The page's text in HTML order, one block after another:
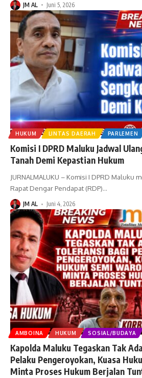
JM AL Juni 5, 2026
HUKUM LINTAS DAERAH PARLEMEN
Komisi I DPRD Maluku Jadwal
Tanah Demi Kepastian Hukum
JURNALMALUKU – Komisi I DPRD Maluku
Rapat Dengar Pendapat (RDP)…
JM AL Juni 4, 2026
AMBOINA HUKUM SOSIAL/BUDAYA
Kapolda Maluku Tegaskan Tak
Pelaku Pengeroyokan, Kuasa
Minta Proses Hukum Berjalan